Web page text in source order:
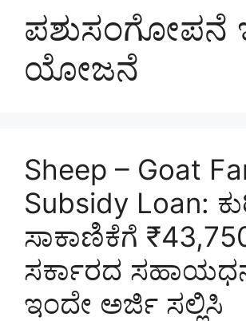
ಪಶುಸಂಗೋಪನೆ
ಯೋಜನೆ
Sheep – Goat
Subsidy Loan:
ಸಾಕಾಣಿಕೆಗೆ
ಸರ್ಕಾರದ
ಇಂದೇ ಅರ್ಜಿ ಸಲ್ಲಿಸಿ